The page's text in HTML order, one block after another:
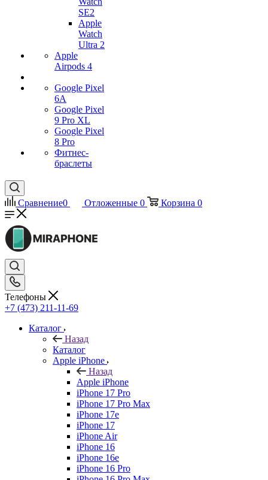
SE2
Apple
Watch
Ultra 2
Apple
Airpods 4
Google Pixel
6A
Google Pixel
9 Pro XL
Google Pixel
8 Pro
Фитнес-
браслеты
Сравнение0 Отложенные 0 Корзина 0
Телефоны
+7 (473) 211-11-69
Каталог
Назад
Каталог
Apple iPhone
Назад
Apple iPhone
iPhone 17 Pro
iPhone 17 Pro Max
iPhone 17e
iPhone 17
iPhone Air
iPhone 16
iPhone 16e
iPhone 16 Pro